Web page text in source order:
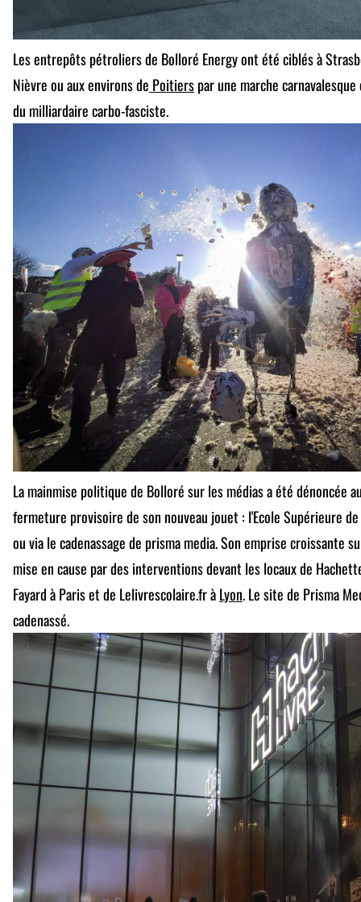
Les entrepôts pétroliers de Bolloré Energy ont été ciblés à
Nièvre ou aux environs de Poitierspar une marche
du milliardaire carbo-fasciste.
La mainmise politique de Bolloré sur les médias a été dénoncée
fermeture provisoire de son nouveau jouet : l'Ecole Supérieure
ou via le cadenassage de prisma media. Son emprise croissante
mise en cause par des interventions devant les locaux de
Fayard à Paris et de Lelivrescolaire.fr àLyon. Le site de Prisma
cadenassé.